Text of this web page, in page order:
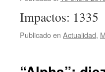
Impactos: 1335
Publicado en Actualidad,